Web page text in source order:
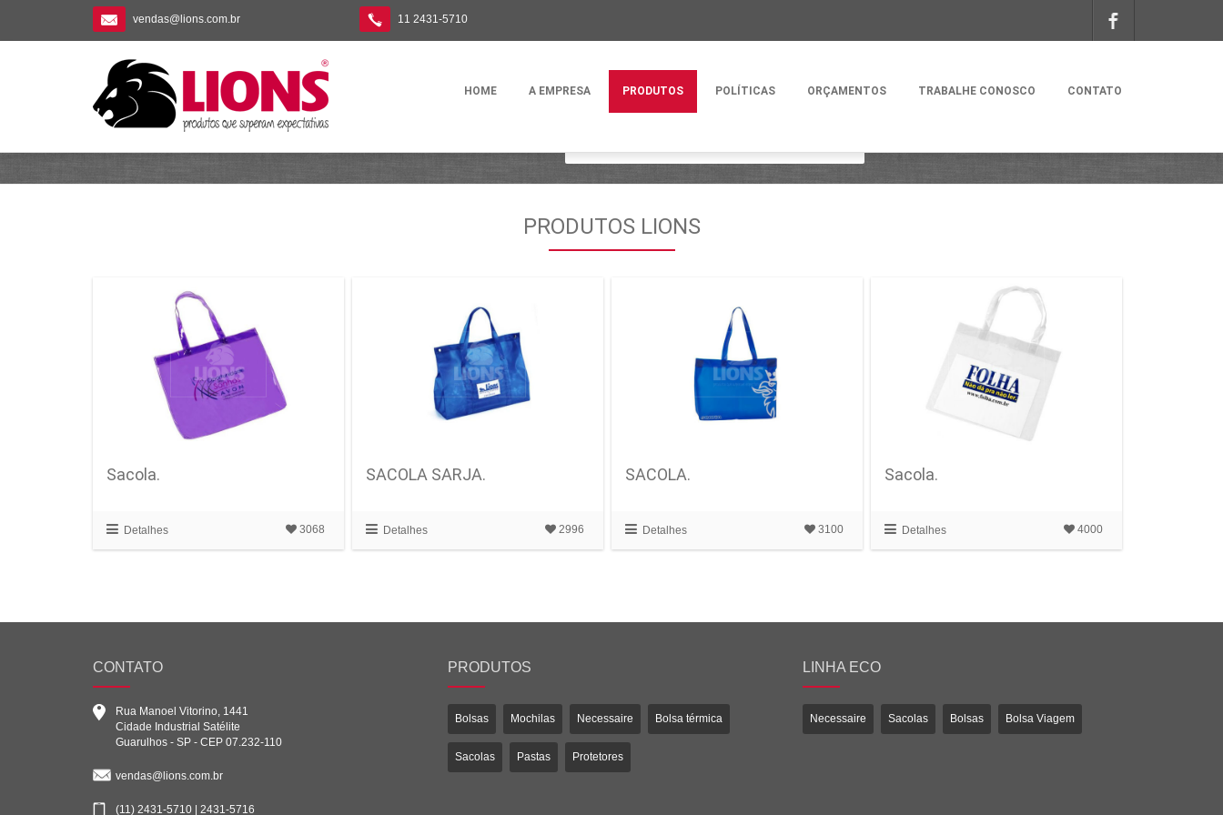
vendas@lions.com.br 11 2431-5710
HOME A EMPRESA PRODUTOS POLÍTICAS ORÇAMENTOS TRABALHE CONOSCO CONTATO
PRODUTOS LIONS
Sacola.
Detalhes 3068
SACOLA SARJA.
Detalhes 2996
SACOLA.
Detalhes 3100
Sacola.
Detalhes 4000
CONTATO
Rua Manoel Vitorino, 1441
Cidade Industrial Satélite
Guarulhos - SP - CEP 07.232-110
vendas@lions.com.br
(11) 2431-5710 | 2431-5716
PRODUTOS
Bolsas Mochilas Necessaire Bolsa térmica
Sacolas Pastas Protetores
LINHA ECO
Necessaire Sacolas Bolsas Bolsa Viagem